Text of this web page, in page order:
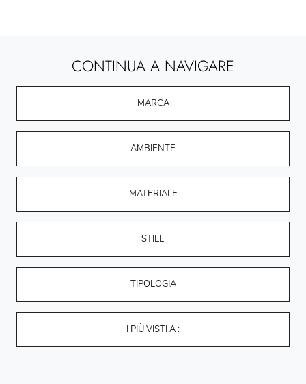
CONTINUA A NAVIGARE
MARCA
AMBIENTE
MATERIALE
STILE
TIPOLOGIA
I PIÙ VISTI A :